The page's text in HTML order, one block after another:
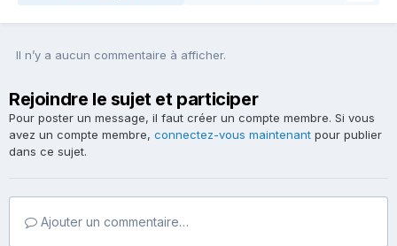
Il n’y a aucun commentaire à afficher.
Rejoindre le sujet et participer
Pour poster un message, il faut créer un compte membre. Si vous
avez un compte membre, connectez-vous maintenant pour publier
dans ce sujet.
Ajouter un commentaire…